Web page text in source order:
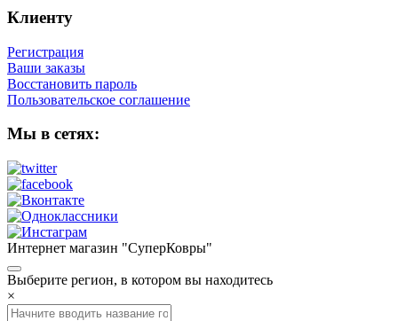
Клиенту
Регистрация
Ваши заказы
Восстановить пароль
Пользовательское соглашение
Мы в сетях:
Интернет магазин "СуперКовры"
Выберите регион, в котором вы находитесь
×